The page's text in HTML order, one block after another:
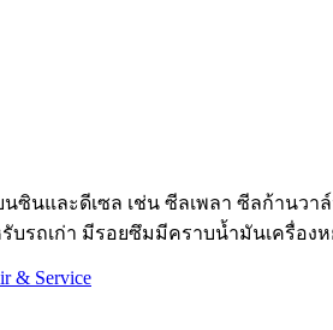
ซินและดีเซล เช่น ซีลเพลา ซีลก้าน
บรถเก่า มีรอยซึมมีคราบน้ำมันเครื่อง
& Service